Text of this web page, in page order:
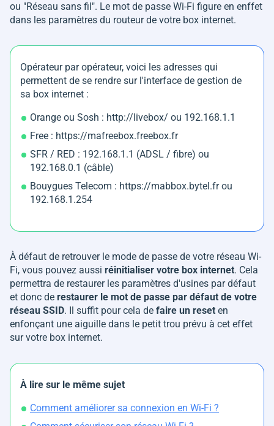
ou "Réseau sans fil". Le mot de passe Wi-Fi figure en enffet
dans les paramètres du routeur de votre box internet.
Opérateur par opérateur, voici les adresses qui
permettent de se rendre sur l'interface de gestion de
sa box internet :
Orange ou Sosh : http://livebox/ ou 192.168.1.1
Free : https://mafreebox.freebox.fr
SFR / RED : 192.168.1.1 (ADSL / fibre) ou
192.168.0.1 (câble)
Bouygues Telecom : https://mabbox.bytel.fr ou
192.168.1.254
À défaut de retrouver le mode de passe de votre réseau Wi-
Fi, vous pouvez aussi réinitialiser votre box internet. Cela
permettra de restaurer les paramètres d'usines par défaut
et donc de restaurer le mot de passe par défaut de votre
réseau SSID. Il suffit pour cela de faire un reset en
enfonçant une aiguille dans le petit trou prévu à cet effet
sur votre box internet.
À lire sur le même sujet
Comment améliorer sa connexion en Wi-Fi ?